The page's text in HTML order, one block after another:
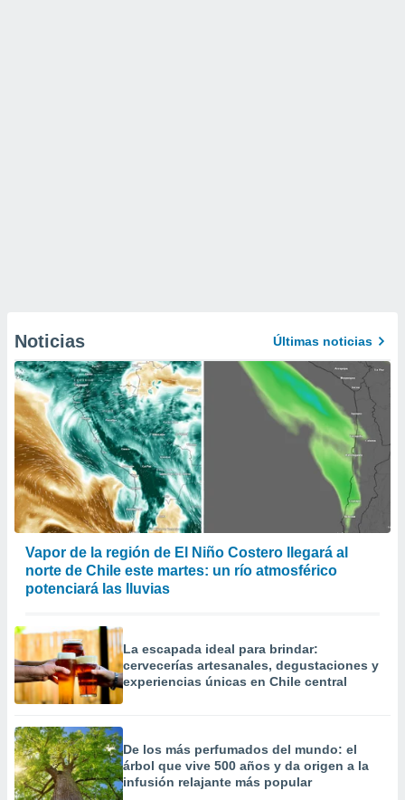
Noticias Últimas noticias
Vapor de la región de El Niño Costero llegará al
norte de Chile este martes: un río atmosférico
potenciará las lluvias
La escapada ideal para brindar:
cervecerías artesanales, degustaciones y
experiencias únicas en Chile central
De los más perfumados del mundo: el
árbol que vive 500 años y da origen a la
infusión relajante más popular